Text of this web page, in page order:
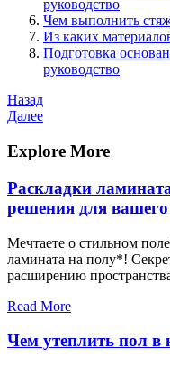
руководство
Чем выполнить
Из каких
Подготовка
руководство
Навигация
по
записям
Предыдущая
запись
Назад
Следующая
Далее
Explore More
Раскладки
решения для
Мечтаете о стильном
ламината на полу*!
расширению
Read More
Чем утеплить пол в